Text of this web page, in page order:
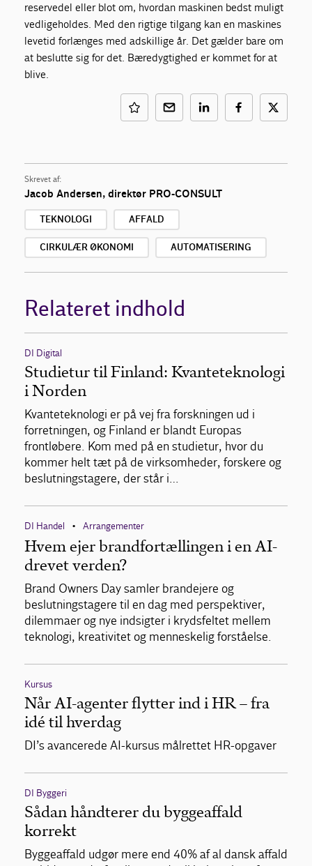
reservedel eller blot om, hvordan maskinen bedst muligt
vedligeholdes. Med den rigtige tilgang kan en maskines
levetid forlænges med adskillige år. Det gælder bare om
at beslutte sig for det. Bæredygtighed er kommet for at
blive.
Skrevet af:
Jacob Andersen, direktør PRO-CONSULT
TEKNOLOGI AFFALD
CIRKULÆR ØKONOMI AUTOMATISERING
Relateret indhold
DI Digital
Studietur til Finland: Kvanteteknologi
i Norden
Kvanteteknologi er på vej fra forskningen ud i
forretningen, og Finland er blandt Europas
frontløbere. Kom med på en studietur, hvor du
kommer helt tæt på de virksomheder, forskere og
beslutningstagere, der står i…
DI Handel • Arrangementer
Hvem ejer brandfortællingen i en AI-
drevet verden?
Brand Owners Day samler brandejere og
beslutningstagere til en dag med perspektiver,
dilemmaer og nye indsigter i krydsfeltet mellem
teknologi, kreativitet og menneskelig forståelse.
Kursus
Når AI-agenter flytter ind i HR – fra
idé til hverdag
DI’s avancerede AI-kursus målrettet HR-opgaver
DI Byggeri
Sådan håndterer du byggeaffald
korrekt
Byggeaffald udgør mere end 40% af al dansk affald